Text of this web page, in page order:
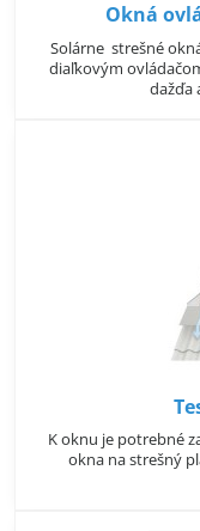
Okná
Solárne strešné
diaľkovým
dažďa
K oknu je potrebné
okna na strešný